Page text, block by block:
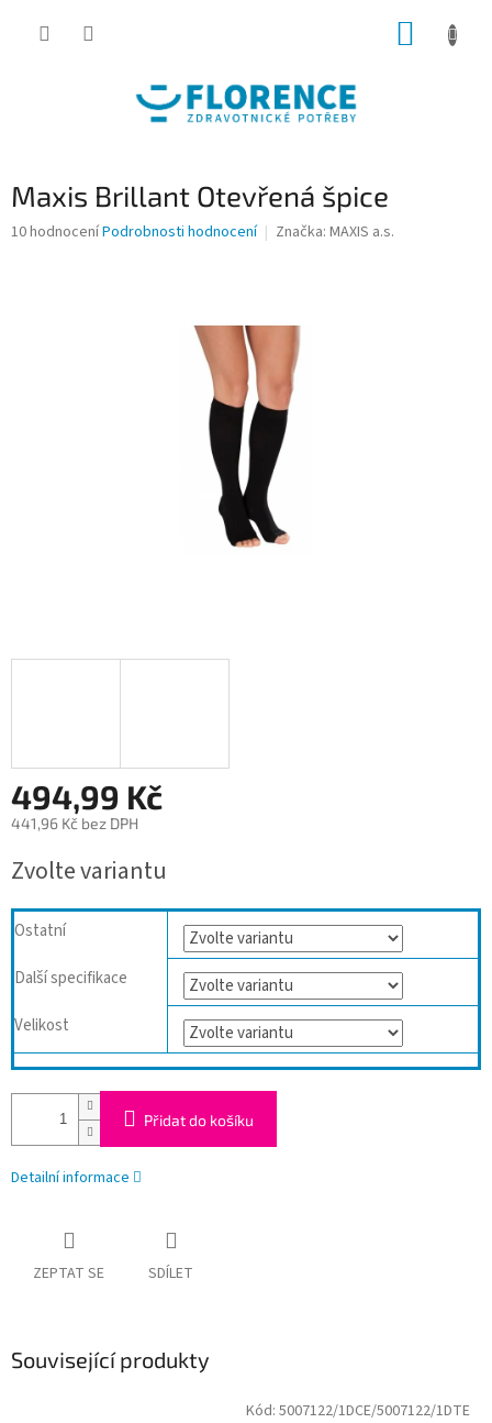
Maxis Brillant Otevřená špice
Průměrné
10 hodnoceníPodrobnosti hodnocení Značka: MAXIS a.s.
494,99 Kč
441,96 Kč bez DPH
cena:
Zvolte variantu
Ostatní
Další specifikace
Velikost
Přidat do košíku
Detailní informace
ZEPTAT SE SDÍLET
Související produkty
Kód: 5007122/1DCE/5007122/1DTE